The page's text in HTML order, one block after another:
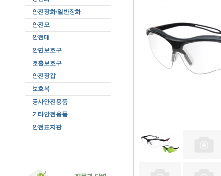
안전장화/일반장화
안전모
안전대
안면보호구
호흡보호구
안전장갑
보호복
공사안전용품
기타안전용품
안전표지판